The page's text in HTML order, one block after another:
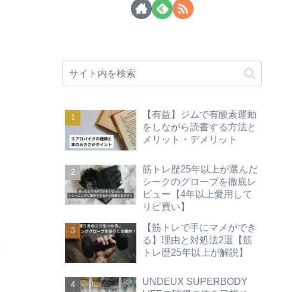
【有益】ジムで有酸素運動
をしながら読書する方法と
メリット・デメリット
筋トレ歴25年以上が選んだ
シークのグローブを徹底レ
ビュー【4年以上愛用して
リピ買い】
【筋トレで手にマメができ
る】理由と対処法2選【筋
トレ歴25年以上が解説】
UNDEUX SUPERBODY